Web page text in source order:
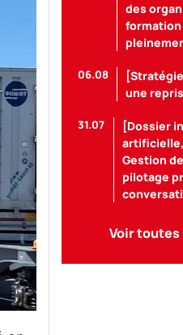
des
formation
06.08
une
31.07
[Dossier
Gestion
pilotage
Voir toutes